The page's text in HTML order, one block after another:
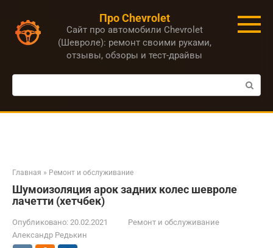
контенту
Про Chevrolet
Сайт про автомобили Chevrolet
(Шевроле): ремонт своими руками,
отзывы, обзоры и тест-драйвы
Поиск:
Главная » Ремонт и обслуживание
Шумоизоляция арок задних колес шевроле
лачетти (хетчбек)
Опубликовано: 20.02.2021
Ремонт и обслуживание
Александр Редькин